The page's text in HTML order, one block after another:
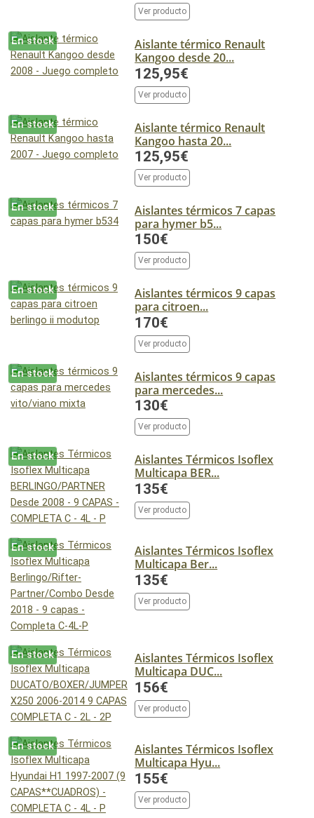
Ver producto
En stock
Aislante térmico Renault
Kangoo desde 20...
125,95€
Ver producto
En stock
Aislante térmico Renault
Kangoo hasta 20...
125,95€
Ver producto
En stock
Aislantes térmicos 7 capas
para hymer b5...
150€
Ver producto
En stock
Aislantes térmicos 9 capas
para citroen...
170€
Ver producto
En stock
Aislantes térmicos 9 capas
para mercedes...
130€
Ver producto
En stock
Aislantes Térmicos Isoflex
Multicapa BER...
135€
Ver producto
En stock
Aislantes Térmicos Isoflex
Multicapa Ber...
135€
Ver producto
En stock
Aislantes Térmicos Isoflex
Multicapa DUC...
156€
Ver producto
En stock
Aislantes Térmicos Isoflex
Multicapa Hyu...
155€
Ver producto